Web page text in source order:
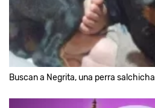
Buscan a Negrita, una perra salchicha